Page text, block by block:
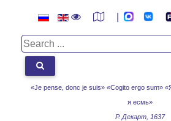
«Je pense, donc je suis» «Cogito ergo sum»
я есмь»
Р. Декарт, 1637